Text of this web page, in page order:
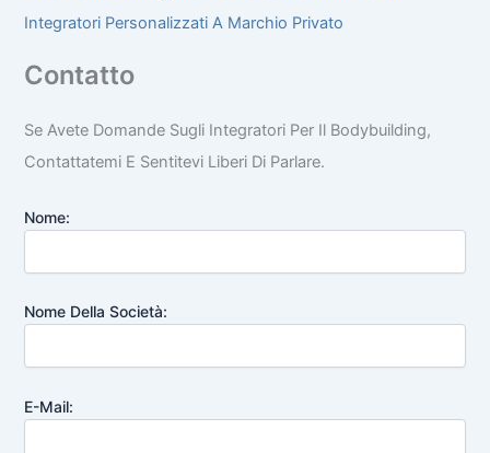
Integratori Personalizzati A Marchio Privato
Contatto
Se Avete Domande Sugli Integratori Per Il Bodybuilding,
Contattatemi E Sentitevi Liberi Di Parlare.
Nome:
Nome Della Società:
E-Mail: